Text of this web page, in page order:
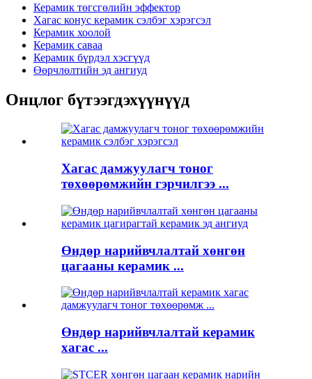
Керамик төгсгөлийн эффектор
Хагас конус керамик сэлбэг хэрэгсэл
Керамик хоолой
Керамик саваа
Керамик бүрдэл хэсгүүд
Өөрчлөлтийн эд ангиуд
Онцлог бүтээгдэхүүнүүд
Хагас дамжуулагч тоног
төхөөрөмжийн гэрчилгээ ...
Өндөр нарийвчлалтай хөнгөн
цагааны керамик ...
Өндөр нарийвчлалтай керамик
хагас ...